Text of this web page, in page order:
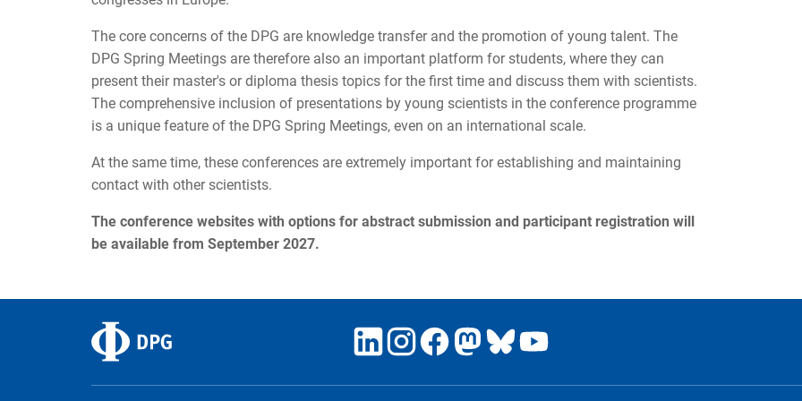
The core concerns of the DPG are knowledge transfer and the promotion of young talent. The
DPG Spring Meetings are therefore also an important platform for students, where they can
present their master's or diploma thesis topics for the first time and discuss them with scientists.
The comprehensive inclusion of presentations by young scientists in the conference programme
is a unique feature of the DPG Spring Meetings, even on an international scale.
At the same time, these conferences are extremely important for establishing and maintaining
contact with other scientists.
The conference websites with options for abstract submission and participant registration will
be available from September 2027.